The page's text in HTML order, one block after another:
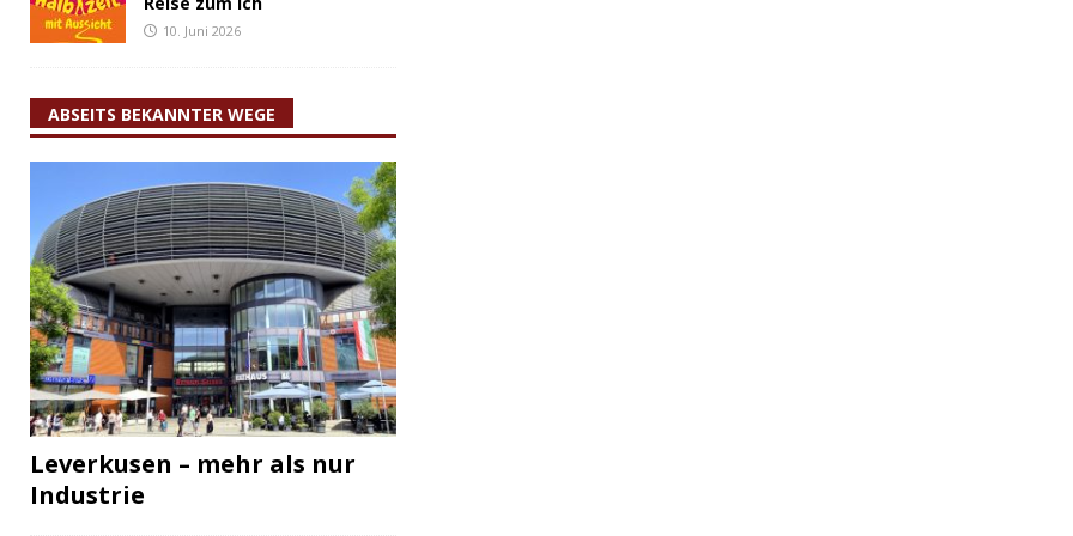
10. Juni 2026
ABSEITS BEKANNTER WEGE
Leverkusen – mehr als nur
Industrie